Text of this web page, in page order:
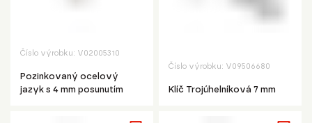
Číslo výrobku: V02005310
Pozinkovaný ocelový
jazyk s 4 mm posunutím
Číslo výrobku: V09506680
Klíč Trojúhelníková 7 mm